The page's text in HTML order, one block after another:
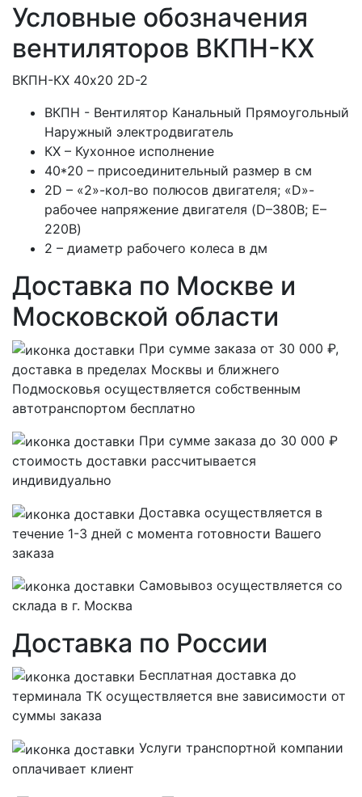
Условные обозначения
вентиляторов ВКПН-КХ
ВКПН-КХ 40х20 2D-2
ВКПН - Вентилятор Канальный Прямоугольный
Наружный электродвигатель
КХ – Кухонное исполнение
40*20 – присоединительный размер в см
2D – «2»-кол-во полюсов двигателя; «D»-
рабочее напряжение двигателя (D–380B; E–
220B)
2 – диаметр рабочего колеса в дм
Доставка по Москве и
Московской области
При сумме заказа от 30 000 ₽,
доставка в пределах Москвы и ближнего
Подмосковья осуществляется собственным
автотранспортом бесплатно
При сумме заказа до 30 000 ₽
стоимость доставки рассчитывается
индивидуально
Доставка осуществляется в
течение 1-3 дней с момента готовности Вашего
заказа
Самовывоз осуществляется со
склада в г. Москва
Доставка по России
Бесплатная доставка до
терминала ТК осуществляется вне зависимости от
суммы заказа
Услуги транспортной компании
оплачивает клиент